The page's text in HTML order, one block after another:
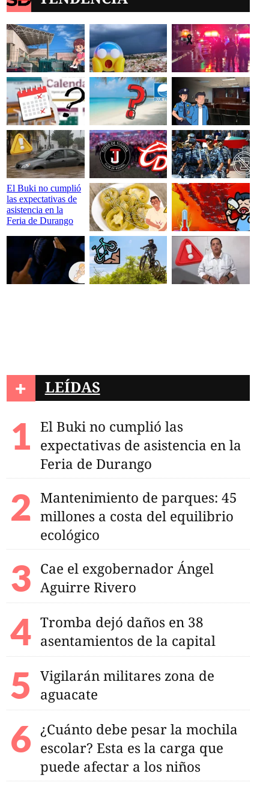
+ LEÍDAS
El Buki no cumplió las
expectativas de asistencia en la
Feria de Durango
Mantenimiento de parques: 45
millones a costa del equilibrio
ecológico
Cae el exgobernador Ángel
Aguirre Rivero
Tromba dejó daños en 38
asentamientos de la capital
Vigilarán militares zona de
aguacate
¿Cuánto debe pesar la mochila
escolar? Esta es la carga que
puede afectar a los niños